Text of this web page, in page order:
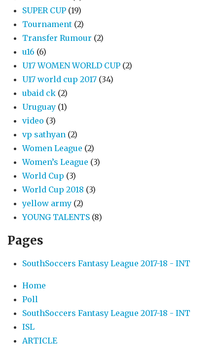
SUPER CUP (19)
Tournament (2)
Transfer Rumour (2)
u16 (6)
U17 WOMEN WORLD CUP (2)
U17 world cup 2017 (34)
ubaid ck (2)
Uruguay (1)
video (3)
vp sathyan (2)
Women League (2)
Women’s League (3)
World Cup (3)
World Cup 2018 (3)
yellow army (2)
YOUNG TALENTS (8)
Pages
SouthSoccers Fantasy League 2017-18 - INT
Home
Poll
SouthSoccers Fantasy League 2017-18 - INT
ISL
ARTICLE